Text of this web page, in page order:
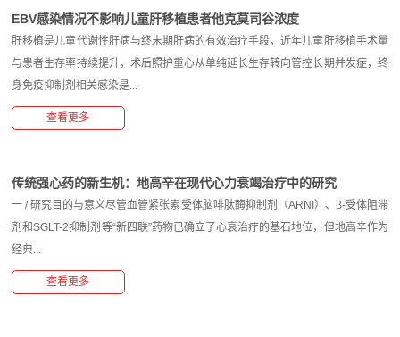
EBV感染情况不影响儿童肝移植患者他克莫司谷浓度
肝移植是儿童代谢性肝病与终末期肝病的有效治疗手段，近年儿童肝移植手术量
与患者生存率持续提升，术后照护重心从单纯延长生存转向管控长期并发症，终
身免疫抑制剂相关感染是...
查看更多
传统强心药的新生机：地高辛在现代心力衰竭治疗中的研究
一 / 研究目的与意义尽管血管紧张素受体脑啡肽酶抑制剂（ARNI）、β-受体阻滞
剂和SGLT-2抑制剂等“新四联”药物已确立了心衰治疗的基石地位，但地高辛作为
经典...
查看更多